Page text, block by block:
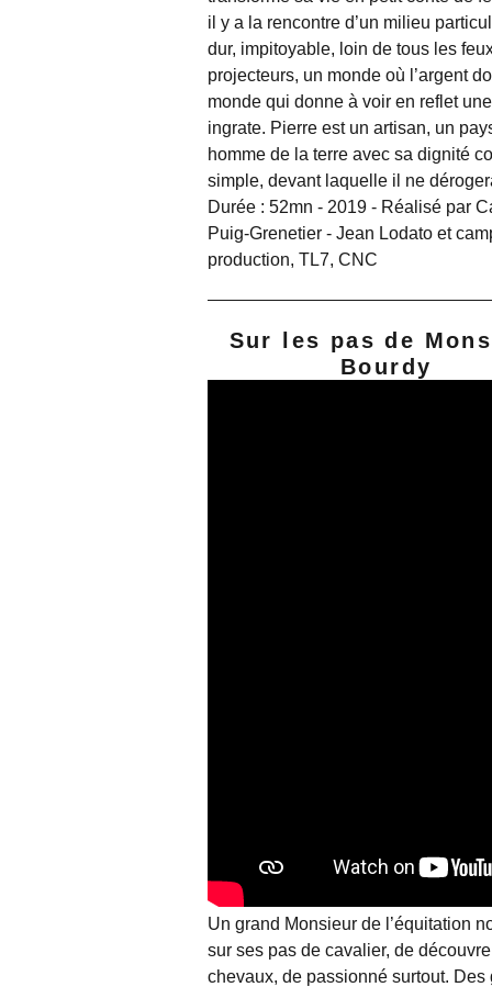
il y a la rencontre d’un milieu
dur, impitoyable, loin de tous les
projecteurs, un monde où l’argent
monde qui donne à voir en reflet
ingrate. Pierre est un artisan, un
homme de la terre avec sa dignité
simple, devant laquelle il ne
Durée : 52mn - 2019 - Réalisé par
Puig-Grenetier - Jean Lodato et
production, TL7, CNC
Sur les pas de
Bourdy
Un grand Monsieur de l’équitation
sur ses pas de cavalier, de
chevaux, de passionné surtout. Des